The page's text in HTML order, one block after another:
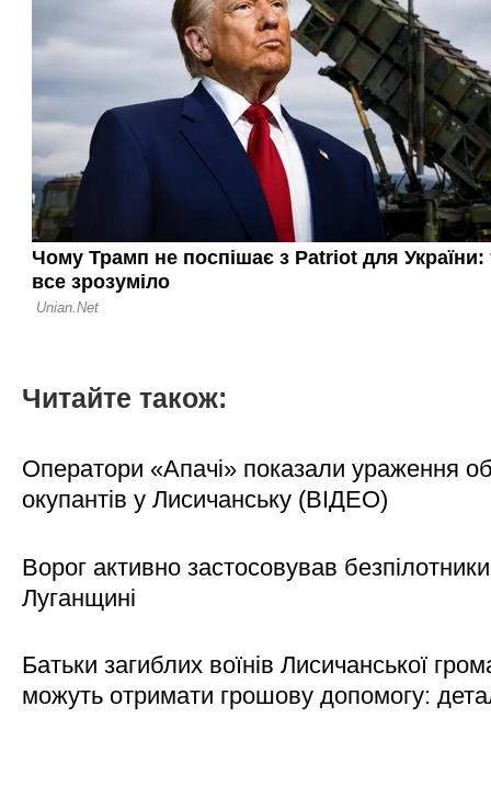
Читайте також:
Оператори «Апачі» показали ураження
окупантів у Лисичанську (ВІДЕО)
Ворог активно застосовував
Луганщині
Батьки загиблих воїнів Лисичанської
можуть отримати грошову допомогу: